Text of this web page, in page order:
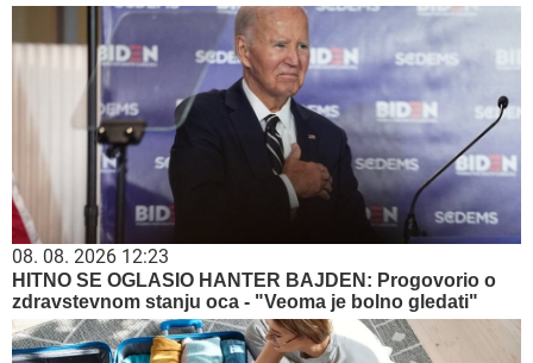
08. 08. 2026 12:23
HITNO SE OGLASIO HANTER BAJDEN: Progovorio o
zdravstevnom stanju oca - "Veoma je bolno gledati"